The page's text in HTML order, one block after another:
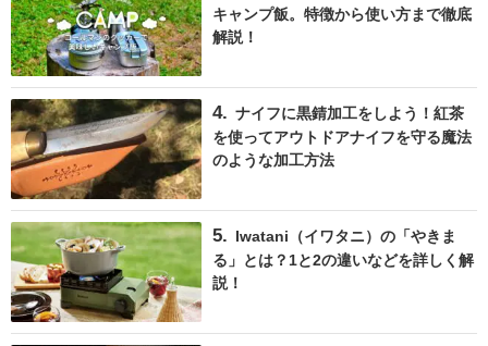
キャンプ飯。特徴から使い方まで徹底
解説！
ナイフに黒錆加工をしよう！紅茶
を使ってアウトドアナイフを守る魔法
のような加工方法
Iwatani（イワタニ）の「やきま
る」とは？1と2の違いなどを詳しく解
説！